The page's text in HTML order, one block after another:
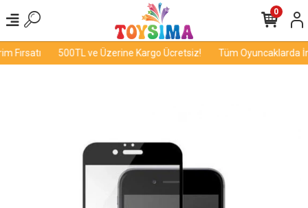
Fırsatı 500TL ve Üzerine Kargo Ücretsiz! Tüm Oyuncaklarda
0